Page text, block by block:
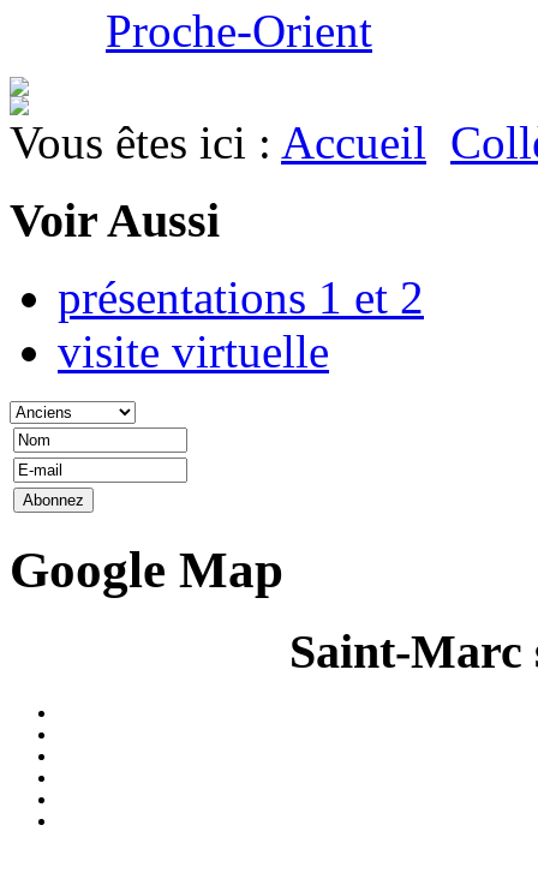
Proche-Orient
Vous êtes ici : Accueil
Voir Aussi
présentations 1 et 2
visite virtuelle
Google Map
Saint-Marc